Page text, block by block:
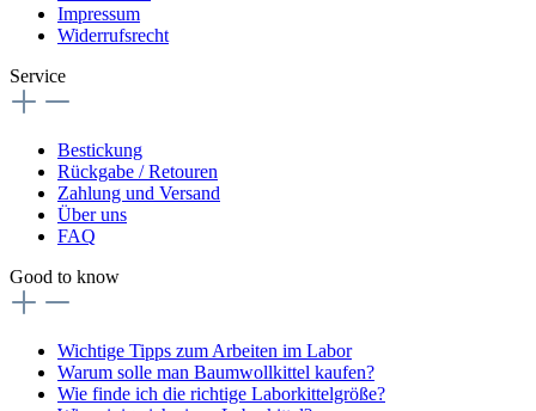
Impressum
Widerrufsrecht
Service
Bestickung
Rückgabe / Retouren
Zahlung und Versand
Über uns
FAQ
Good to know
Wichtige Tipps zum Arbeiten im Labor
Warum solle man Baumwollkittel kaufen?
Wie finde ich die richtige Laborkittelgröße?